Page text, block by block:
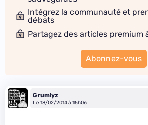
Intégrez la communauté et
débats
Partagez des articles premium
Abonnez-vous
Grumlyz
Le 18/02/2014 à 15h06